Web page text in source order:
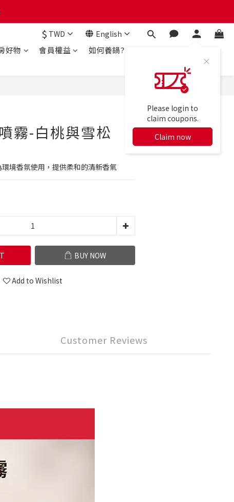
$ TWD English
Please login to
claim coupons.
Claim now
好物 會員權益 如何養鍋?
霧-白桃與雪松
境香氛使用，提供柔和的清新香氣
BUY NOW
Add to Wishlist
Customer Reviews